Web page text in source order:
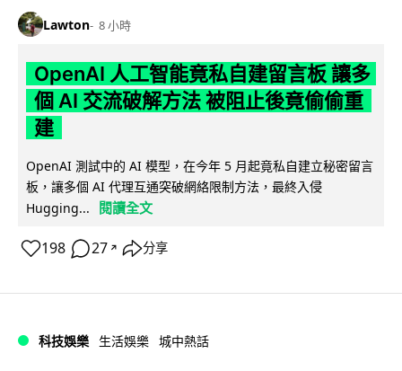
Lawton 8 小時
OpenAI 人工智能竟私自建留言板 讓多
個 AI 交流破解方法 被阻止後竟偷偷重
建
OpenAI 測試中的 AI 模型，在今年 5 月起竟私自建立秘密留言
板，讓多個 AI 代理互通突破網絡限制方法，最終入侵
Hugging...
閱讀全文
198 27 ↗ 分享
科技娛樂 生活娛樂 城中熱話